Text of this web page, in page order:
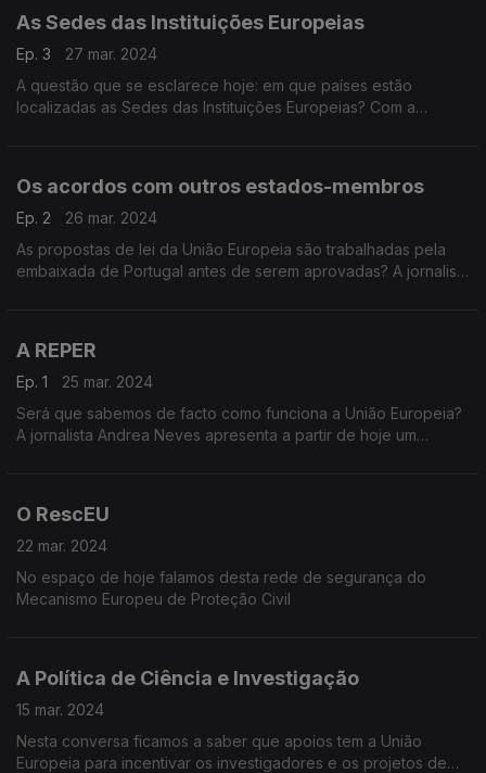
As Sedes das Instituições Europeias
Ep. 3
27 mar. 2024
A questão que se esclarece hoje: em que países estão
localizadas as Sedes das Instituições Europeias? Com a
Os acordos com outros estados-membros
Ep. 2
26 mar. 2024
As propostas de lei da União Europeia são trabalhadas pela
embaixada de Portugal antes de serem aprovadas? A jornalista
A REPER
Ep. 1
25 mar. 2024
Será que sabemos de facto como funciona a União Europeia?
A jornalista Andrea Neves apresenta a partir de hoje um
O RescEU
22 mar. 2024
No espaço de hoje falamos desta rede de segurança do
Mecanismo Europeu de Proteção Civil
A Política de Ciência e Investigação
15 mar. 2024
Nesta conversa ficamos a saber que apoios tem a União
Europeia para incentivar os investigadores e os projetos de